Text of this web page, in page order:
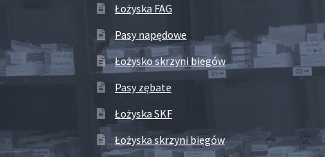
Łożyska FAG
Pasy napędowe
Łożysko skrzyni biegów
Pasy zębate
Łożyska SKF
Łożyska skrzyni biegów